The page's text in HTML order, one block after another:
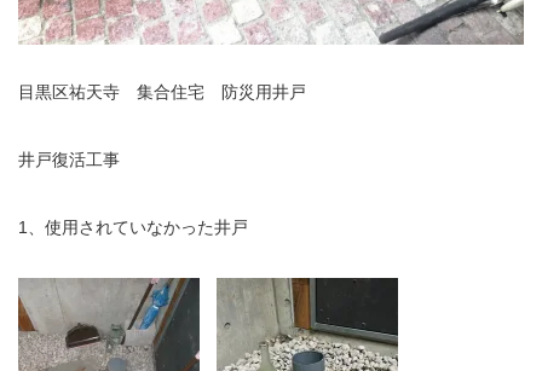
目黒区祐天寺 集合住宅 防災用井戸
井戸復活工事
1、使用されていなかった井戸